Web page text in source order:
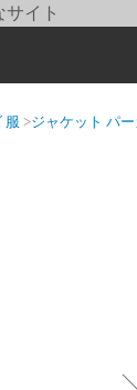
イト
服 >ジャケット パ